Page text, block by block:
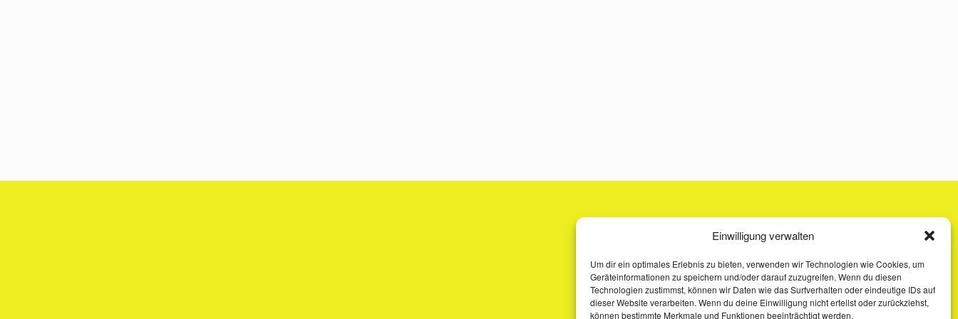
Einwilligung verwalten
Um dir ein optimales Erlebnis zu bieten, verwenden wir Technologien wie Cookies, um
Geräteinformationen zu speichern und/oder darauf zuzugreifen. Wenn du diesen
Technologien zustimmst, können wir Daten wie das Surfverhalten oder eindeutige IDs auf
dieser Website verarbeiten. Wenn du deine Einwilligung nicht erteilst oder zurückziehst,
können bestimmte Merkmale und Funktionen beeinträchtigt werden.